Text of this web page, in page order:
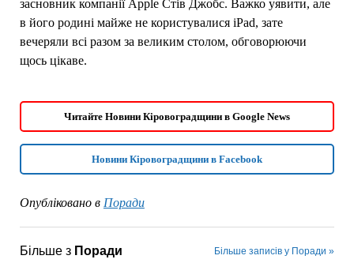
засновник компанії Apple Стів Джобс. Важко уявити, але
в його родині майже не користувалися iPad, зате
вечеряли всі разом за великим столом, обговорюючи
щось цікаве.
Читайте Новини Кіровоградщини в Google News
Новини Кіровоградщини в Facebook
Опубліковано в Поради
Більше з Поради Більше записів у Поради »